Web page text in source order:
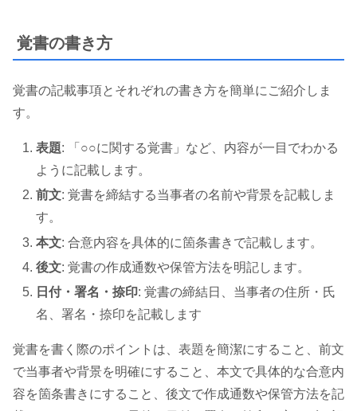
覚書の書き方
覚書の記載事項とそれぞれの書き方を簡単にご紹介しま
す。
表題: 「○○に関する覚書」など、内容が一目でわかる
ように記載します。
前文: 覚書を締結する当事者の名前や背景を記載しま
す。
本文: 合意内容を具体的に箇条書きで記載します。
後文: 覚書の作成通数や保管方法を明記します。
日付・署名・捺印: 覚書の締結日、当事者の住所・氏
名、署名・捺印を記載します​
覚書を書く際のポイントは、表題を簡潔にすること、前文
で当事者や背景を明確にすること、本文で具体的な合意内
容を箇条書きにすること、後文で作成通数や保管方法を記